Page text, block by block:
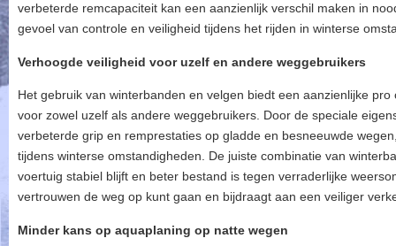
verbeterde remcapaciteit kan een aanzienlijk verschil maken in
gevoel van controle en veiligheid tijdens het rijden in winterse
Verhoogde veiligheid voor uzelf en andere weggebruikers
Het gebruik van winterbanden en velgen biedt een aanzienlijke
voor zowel uzelf als andere weggebruikers. Door de speciale
verbeterde grip en remprestaties op gladde en besneeuwde
tijdens winterse omstandigheden. De juiste combinatie van
voertuig stabiel blijft en beter bestand is tegen verraderlijke
vertrouwen de weg op kunt gaan en bijdraagt aan een veiliger
Minder kans op aquaplaning op natte wegen